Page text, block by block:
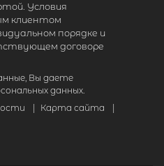
Условия
клиентом
порядке и
договоре
Вы даете
данных.
Карта сайта